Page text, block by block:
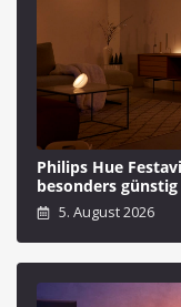
Philips Hue
besonders günstig
5. August 2026